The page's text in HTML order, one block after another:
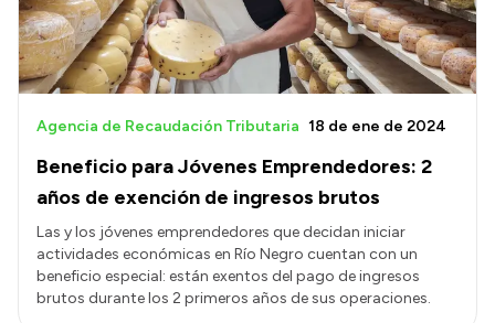
Beneficio para Jóvenes Emprendedores: 2
años de exención de ingresos brutos
Agencia de Recaudación Tributaria 18 de ene de 2024
Las y los jóvenes emprendedores que decidan iniciar
actividades económicas en Río Negro cuentan con un
beneficio especial: están exentos del pago de ingresos
brutos durante los 2 primeros años de sus operaciones.